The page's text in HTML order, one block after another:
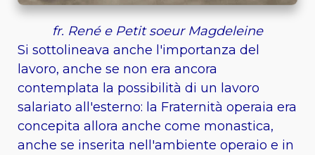
fr. René e Petit soeur Magdeleine
Si sottolineava anche l'importanza del
lavoro, anche se non era ancora
contemplata la possibilità di un lavoro
salariato all'esterno: la Fraternità operaia era
concepita allora anche come monastica,
anche se inserita nell'ambiente operaio e in